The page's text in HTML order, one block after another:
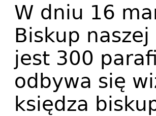
W dniu 16
Biskup
jest 300
odbywa się
księdza